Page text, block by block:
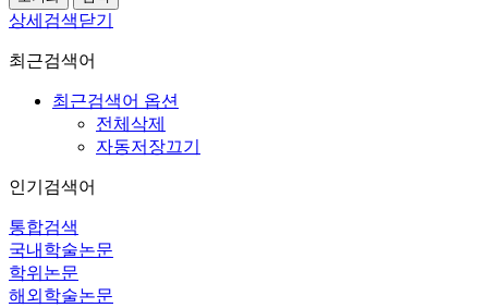
상세검색닫기
최근검색어
최근검색어 옵션
전체삭제
자동저장끄기
인기검색어
통합검색
국내학술논문
학위논문
해외학술논문